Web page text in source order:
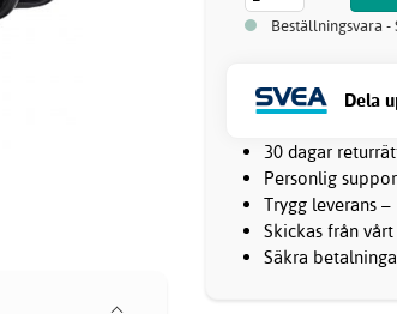
Beställningsvara -
Dela
30 dagar
Personlig
Trygg leverans
Skickas från
Säkra